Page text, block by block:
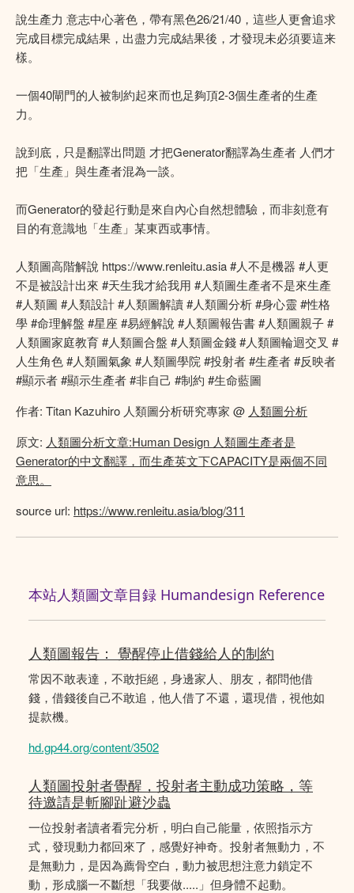
說生產力 意志中心著色，帶有黑色26/21/40，這些人更會追求
完成目標完成結果，出盡力完成結果後，才發現未必須要這来
樣。
一個40閘門的人被制約起來而也足夠頂2-3個生產者的生產
力。
說到底，只是翻譯出問題 才把Generator翻譯為生產者 人們才
把「生產」與生產者混為一談。
而Generator的發起行動是來自內心自然想體驗，而非刻意有
目的有意識地「生產」某東西或事情。
人類圖高階解說 https://www.renleitu.asia #人不是機器 #人更
不是被設計出來 #天生我才給我用 #人類圖生產者不是來生產
#人類圖 #人類設計 #人類圖解讀 #人類圖分析 #身心靈 #性格
學 #命理解盤 #星座 #易經解說 #人類圖報告書 #人類圖親子 #
人類圖家庭教育 #人類圖合盤 #人類圖金錢 #人類圖輪迴交叉 #
人生角色 #人類圖氣象 #人類圖學院 #投射者 #生產者 #反映者
#顯示者 #顯示生產者 #非自己 #制約 #生命藍圖
作者: Titan Kazuhiro 人類圖分析研究專家 @ 人類圖分析
原文: 人類圖分析文章:Human Design 人類圖生產者是
Generator的中文翻譯，而生產英文下CAPACITY是兩個不同
意思。
source url: https://www.renleitu.asia/blog/311
本站人類圖文章目録 Humandesign Reference
人類圖報告： 覺醒停止借錢給人的制約
常因不敢表達，不敢拒絕，身邊家人、朋友，都問他借
錢，借錢後自己不敢追，他人借了不還，還現借，視他如
提款機。
hd.gp44.org/content/3502
人類圖投射者覺醒，投射者主動成功策略，等
待邀請是斬腳趾避沙蟲
一位投射者讀者看完分析，明白自己能量，依照指示方
式，發現動力都回來了，感覺好神奇。投射者無動力，不
是無動力，是因為薦骨空白，動力被思想注意力鎖定不
動，形成腦一不斷想「我要做.....」但身體不起動。